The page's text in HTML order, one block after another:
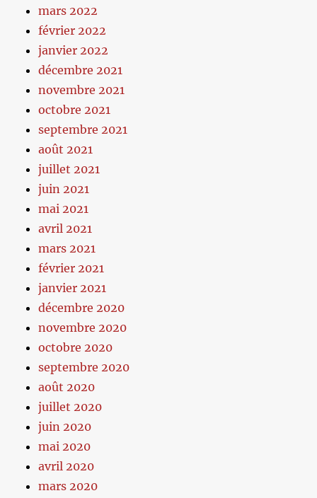
mars 2022
février 2022
janvier 2022
décembre 2021
novembre 2021
octobre 2021
septembre 2021
août 2021
juillet 2021
juin 2021
mai 2021
avril 2021
mars 2021
février 2021
janvier 2021
décembre 2020
novembre 2020
octobre 2020
septembre 2020
août 2020
juillet 2020
juin 2020
mai 2020
avril 2020
mars 2020